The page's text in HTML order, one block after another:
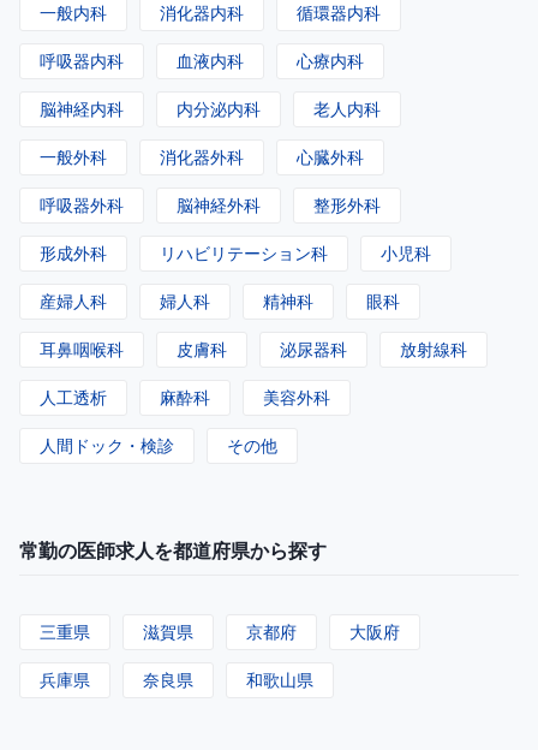
一般内科 消化器内科 循環器内科
呼吸器内科 血液内科 心療内科
脳神経内科 内分泌内科 老人内科
一般外科 消化器外科 心臓外科
呼吸器外科 脳神経外科 整形外科
形成外科 リハビリテーション科 小児科
産婦人科 婦人科 精神科 眼科
耳鼻咽喉科 皮膚科 泌尿器科 放射線科
人工透析 麻酔科 美容外科
人間ドック・検診 その他
常勤の医師求人を都道府県から探す
三重県 滋賀県 京都府 大阪府
兵庫県 奈良県 和歌山県